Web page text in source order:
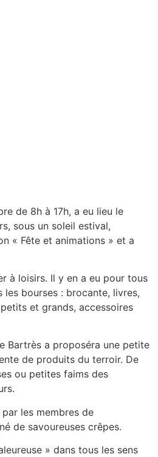
de 8h à 17h, a eu lieu le
sous un soleil estival,
« Fête et animations » et a
à loisirs. Il y en a eu pour tous
bourses : brocante, livres,
et grands, accessoires
Bartrès a proposéra une petite
de produits du terroir. De
ou petites faims des
les membres de
de savoureuses crêpes.
» dans tous les sens